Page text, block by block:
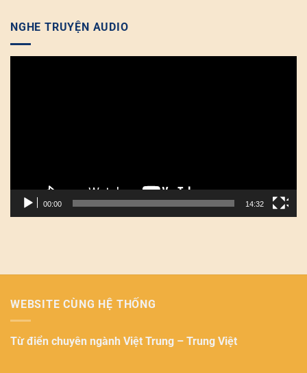
NGHE TRUYỆN AUDIO
00:00 14:32
WEBSITE CÙNG HỆ THỐNG
Từ điển chuyên ngành Việt Trung – Trung Việt